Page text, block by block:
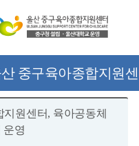
중구육아종합지원
원센터, 육아공동체
운영